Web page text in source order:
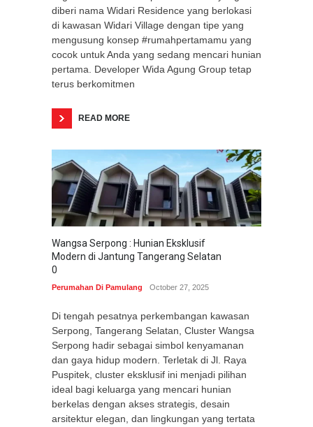
diberi nama Widari Residence yang berlokasi
di kawasan Widari Village dengan tipe yang
mengusung konsep #rumahpertamamu yang
cocok untuk Anda yang sedang mencari hunian
pertama. Developer Wida Agung Group tetap
terus berkomitmen
READ MORE
Wangsa Serpong : Hunian Eksklusif
Modern di Jantung Tangerang Selatan
0
Perumahan Di Pamulang October 27, 2025
Di tengah pesatnya perkembangan kawasan
Serpong, Tangerang Selatan, Cluster Wangsa
Serpong hadir sebagai simbol kenyamanan
dan gaya hidup modern. Terletak di Jl. Raya
Puspitek, cluster eksklusif ini menjadi pilihan
ideal bagi keluarga yang mencari hunian
berkelas dengan akses strategis, desain
arsitektur elegan, dan lingkungan yang tertata